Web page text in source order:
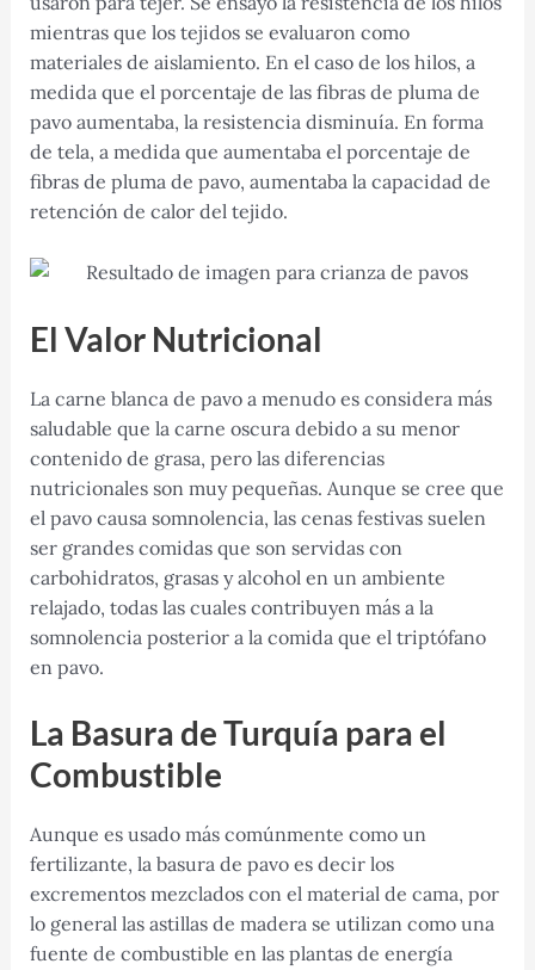
mientras que los tejidos se evaluaron como
materiales de aislamiento. En el caso de los hilos, a
medida que el porcentaje de las fibras de pluma de
pavo aumentaba, la resistencia disminuía. En forma
de tela, a medida que aumentaba el porcentaje de
fibras de pluma de pavo, aumentaba la capacidad de
retención de calor del tejido.
El Valor Nutricional
La carne blanca de pavo a menudo es considera más
saludable que la carne oscura debido a su menor
contenido de grasa, pero las diferencias
nutricionales son muy pequeñas. Aunque se cree que
el pavo causa somnolencia, las cenas festivas suelen
ser grandes comidas que son servidas con
carbohidratos, grasas y alcohol en un ambiente
relajado, todas las cuales contribuyen más a la
somnolencia posterior a la comida que el triptófano
en pavo.
La Basura de Turquía para el
Combustible
Aunque es usado más comúnmente como un
fertilizante, la basura de pavo es decir los
excrementos mezclados con el material de cama, por
lo general las astillas de madera se utilizan como una
fuente de combustible en las plantas de energía